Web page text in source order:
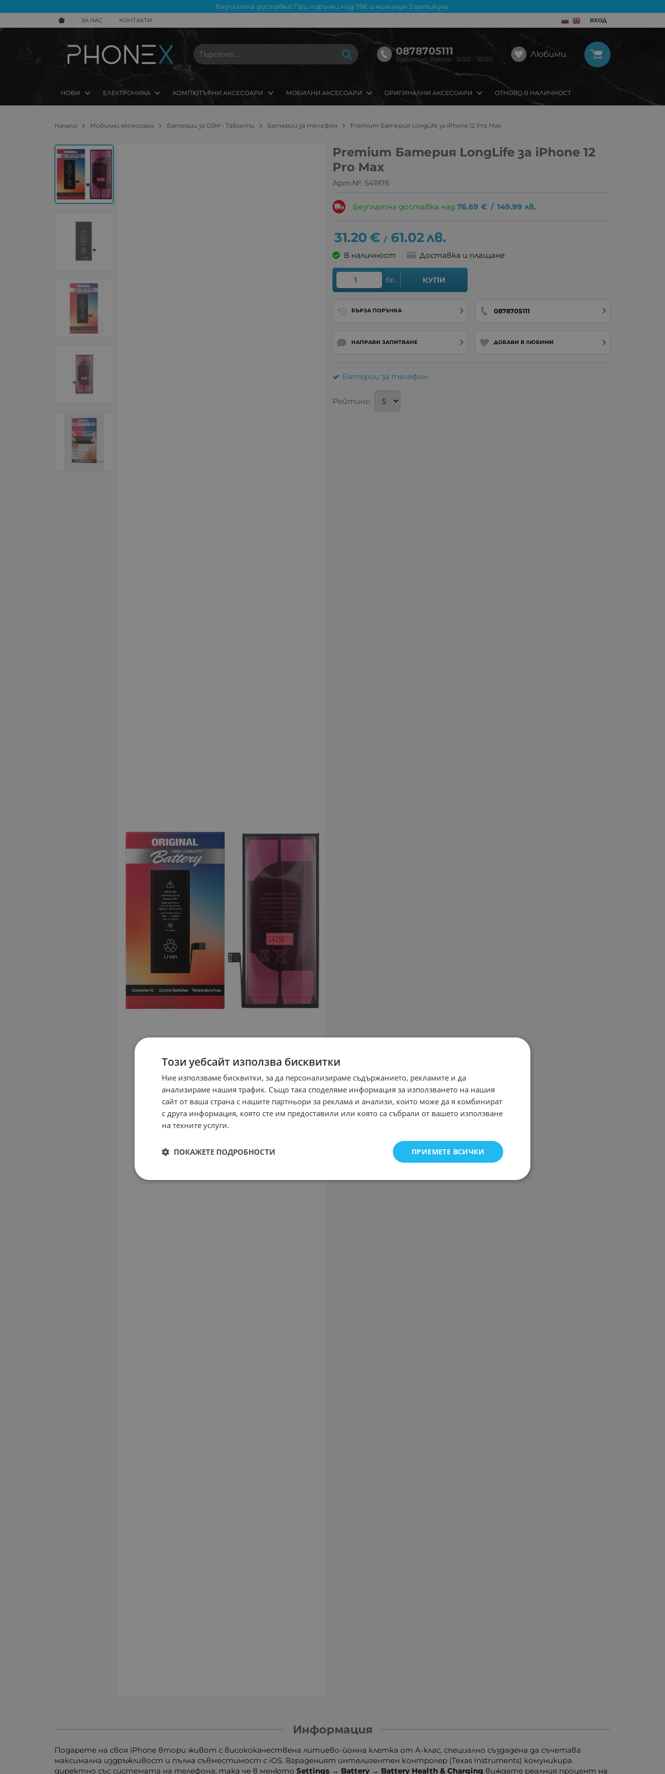
Безплатна доставка! При поръчки над 75€ и минимум 3 артикула.
ЗА НАС КОНТАКТИ ВХОД
0878705111
Работно Време : 9:00 - 18:00 Любими
НОВИ ЕЛЕКТРОНИКА КОМПЮТЪРНИ АКСЕСОАРИ МОБИЛНИ АКСЕСОАРИ ОРИГИНАЛНИ АКСЕСОАРИ ОТНОВО В НАЛИЧНОСТ
Начало Мобилни аксесоари Батерии за GSM - Таблети Батерии за телефон Premium Батерия LongLife за iPhone 12 Pro Max
Premium Батерия LongLife за iPhone 12
Pro Max
Арт.№: 541976
Безплатна доставка над76.69 € / 149.99 лв.
31.20 € / 61.02лв.
В наличност Доставка и плащане
бр. КУПИ
БЪРЗА ПОРЪЧКА 0878705111
НАПРАВИ ЗАПИТВАНЕ ДОБАВИ В ЛЮБИМИ
Батерии за телефон
Рейтинг:
Информация
Подарете на своя iPhone втори живот с висококачествена литиево-йонна клетка от A-клас, специално създадена да съчетава
максимална издръжливост и пълна съвместимост с iOS. Вграденият интелигентен контролер (Texas Instruments) комуникира
директно със системата на телефона, така че в менютоSettings → Battery → Battery Health & Charging виждате реалния процент на
Този уебсайт използва бисквитки
Ние използваме бисквитки, за да персонализираме съдържанието, рекламите и да
анализираме нашия трафик. Също така споделяме информация за използването на нашия
сайт от ваша страна с нашите партньори за реклама и анализи, които може да я комбинират
с друга информация, която сте им предоставили или която са събрали от вашето използване
на техните услуги.
ПРИЕМЕТЕ ВСИЧКИ
ПОКАЖЕТЕ ПОДРОБНОСТИ